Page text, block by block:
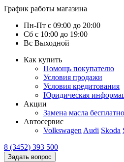
График работы магазина
Пн-Пт с 09:00 до 20:00
Сб с 10:00 до 19:00
Вс Выходной
Как купить
Помощь покупателю
Условия продажи
Условия кредитования
Юридическая
Акции
Замена масла бесплатно
Автосервис
Volkswagen Audi Skoda
8 (3452) 393 500
Задать вопрос